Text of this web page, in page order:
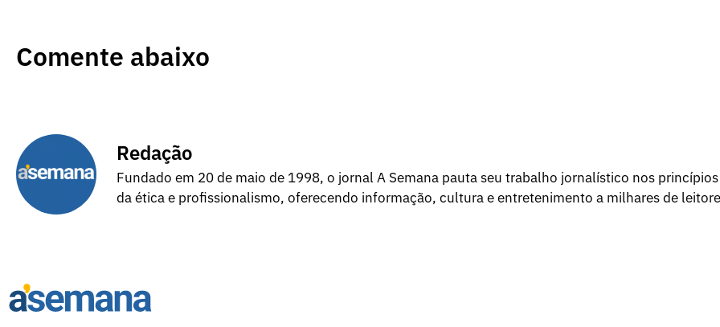
Comente abaixo
Redação
Fundado em 20 de maio de 1998, o jornal A Semana pauta seu trabalho jornalístico nos princípios
da ética e profissionalismo, oferecendo informação, cultura e entretenimento a milhares de